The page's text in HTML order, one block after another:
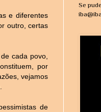
e diferentes
outro, certas
cada povo,
por
vejamos
de
Se